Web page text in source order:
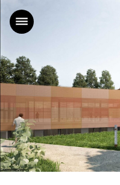
Home
Projects
Office
News
Contact
FR
|
EN